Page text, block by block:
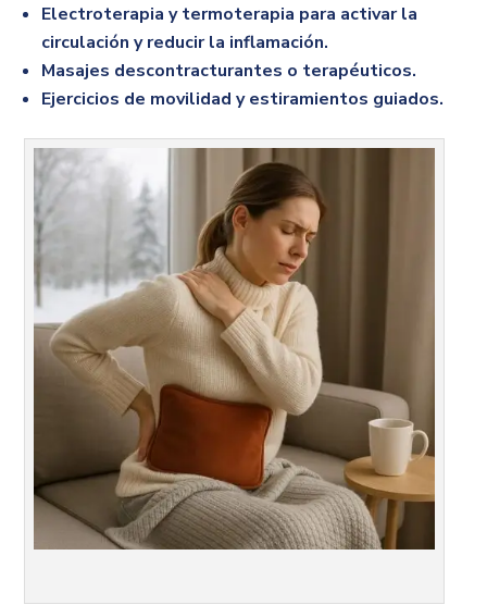
Electroterapia y termoterapia para activar la
circulación y reducir la inflamación.
Masajes descontracturantes o terapéuticos.
Ejercicios de movilidad y estiramientos guiados.